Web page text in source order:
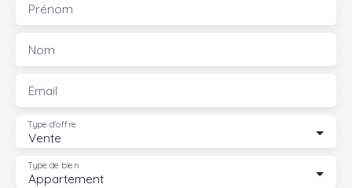
Prénom
Nom
Email
Vente
Type d'offre
Appartement
Type de bien